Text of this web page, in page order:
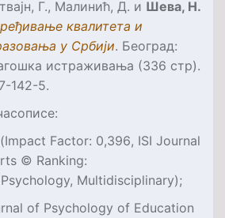
Г., Малинић, Д. и Шева, Н.
квалитета и
у Србији. Београд:
истраживања (336 стр).
142-5.
Impact Factor: 0,396, ISI Journal
© Ranking:
Multidisciplinary);
of Psychology of Education